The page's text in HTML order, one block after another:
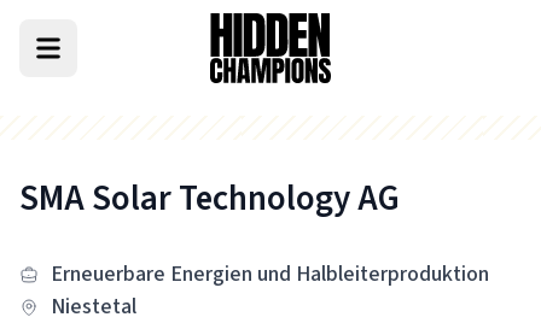
SMA Solar Technology AG
Erneuerbare Energien und Halbleiterproduktion
Niestetal